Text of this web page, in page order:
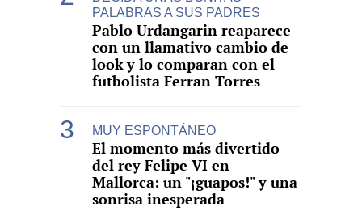
PALABRAS A SUS PADRES
Pablo Urdangarin reaparece
con un llamativo cambio de
look y lo comparan con el
futbolista Ferran Torres
MUY ESPONTÁNEO
El momento más divertido
del rey Felipe VI en
Mallorca: un "¡guapos!" y una
sonrisa inesperada